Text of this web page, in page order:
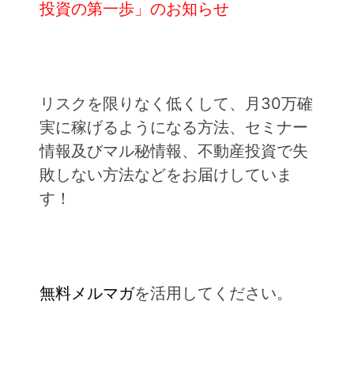
投資の第一歩」のお知らせ
リスクを限りなく低くして、月30万確
実に稼げるようになる方法、セミナー
情報及びマル秘情報、不動産投資で失
敗しない方法などをお届けしていま
す！
無料メルマガを活用してください。